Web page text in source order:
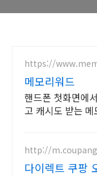
https://
메모리워드
핸드폰 첫화면에
고 캐시도 받는
http://
다이렉트 쿠팡